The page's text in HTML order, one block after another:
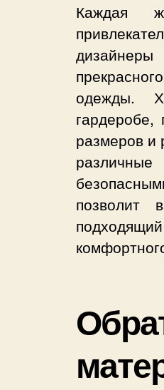
Каждая
одежды.
гардеробе,
размеров и
позволит